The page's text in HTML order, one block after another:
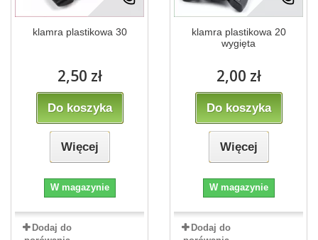
klamra plastikowa 30
2,50 zł
Do koszyka
Więcej
W magazynie
Dodaj do
klamra plastikowa 20
wygięta
2,00 zł
Do koszyka
Więcej
W magazynie
Dodaj do